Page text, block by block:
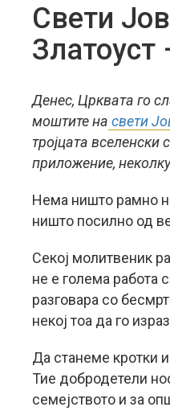
Свети
Златоуст
Денес, Црквата го
моштите на свети
тројцата вселенски
приложение,
Нема ништо рамно
ништо посилно од
Секој молитвеник
не е голема работа
разговара со
некој тоа да го
Да станеме кротки
Тие добродетели
семејството и за